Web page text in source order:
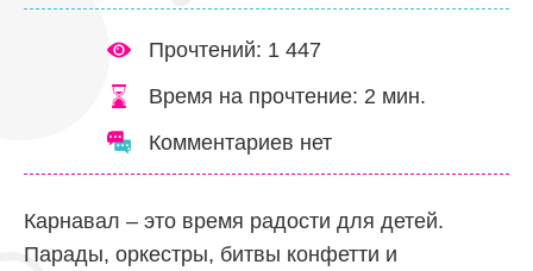
Прочтений: 1 447
Время на прочтение: 2 мин.
Комментариев нет
Карнавал – это время радости для детей.
Парады, оркестры, битвы конфетти и